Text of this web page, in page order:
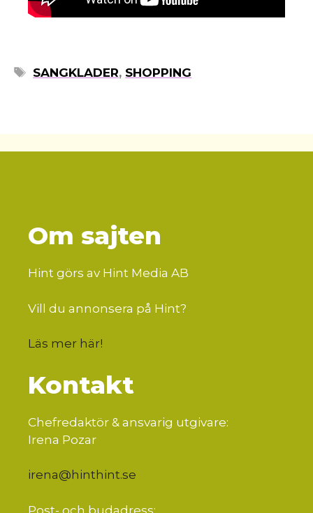
ETIKETTER
SANGKLADER, SHOPPING
Om sajten
Hint görs av Hint Media AB
Vill du annonsera på Hint?
Läs mer här!
Kontakt
Chefredaktör & ansvarig utgivare:
Irena Pozar
irena@hinthint.se
Post- och budadress: